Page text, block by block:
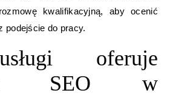
kwalifikacyjną, aby ocenić
podejście do pracy.
oferuje
SEO w